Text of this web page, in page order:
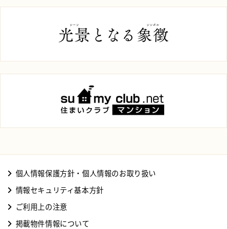
個人情報保護方針・個人情報のお取り扱い
情報セキュリティ基本方針
ご利用上の注意
掲載物件情報について